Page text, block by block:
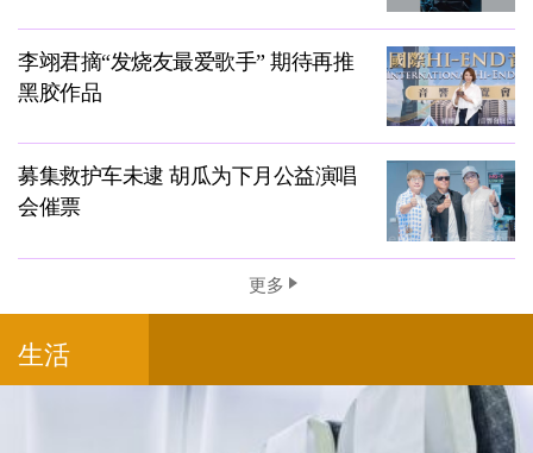
李翊君摘“发烧友最爱歌手” 期待再推
黑胶作品
募集救护车未逮 胡瓜为下月公益演唱
会催票
更多
生活